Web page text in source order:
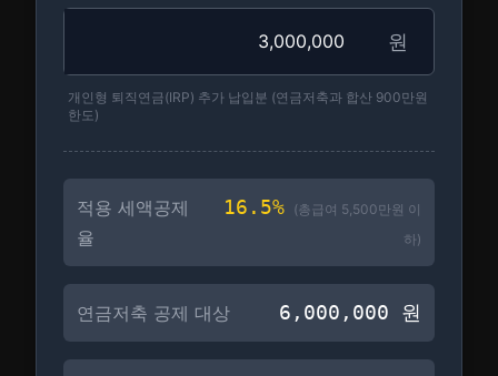
원
개인형 퇴직연금(IRP) 추가 납입분 (연금저축과 합산 900만원
한도)
적용 세액공제
율
16.5% (총급여 5,500만원 이
하 )
연금저축 공제 대상 6,000,000 원